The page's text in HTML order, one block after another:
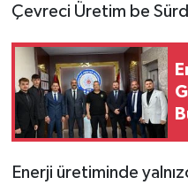
Çevreci Üretim be
Enerji üretiminde